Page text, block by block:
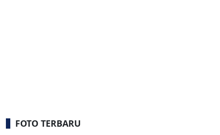
FOTO TERBARU